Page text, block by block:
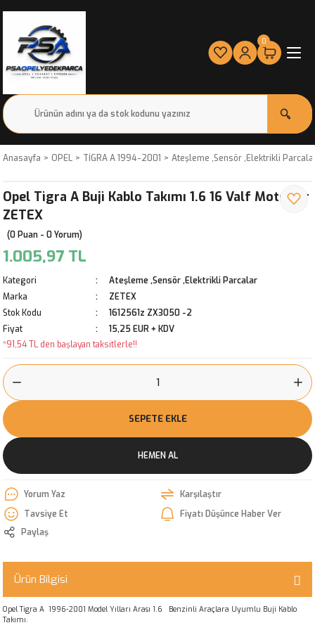
0
Anasayfa OPEL TİGRA A 1994-2001 Ateşleme ,Sensör ,Elektrikli
Opel Tigra A Buji Kablo Takımı 1.6 16 Valf Motorlar
ZETEX
(0 Puan - 0 Yorum)
1.005,97 TL
Kategori
Ateşleme ,Sensör ,Elektrikli Parcalar
Marka
ZETEX
Stok Kodu
1612561z ZX3050 -2
Fiyat
15,25 EUR + KDV
*91,54 TL den başlayan taksitlerle!!
SEPETE EKLE
HEMEN AL
Yorum Yaz
Karşılaştır
Tavsiye Et
Fiyatı Düşünce Haber Ver
Paylaş
Ürün Bilgisi
Opel Tigra A 1996-2001 Model Yılları Arası 1.6 Benzinli Araçlara Uyumlu Buji Kablo
Takımı.